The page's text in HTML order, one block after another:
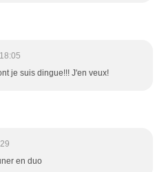
je suis dingue!!! J'en veux!
en duo